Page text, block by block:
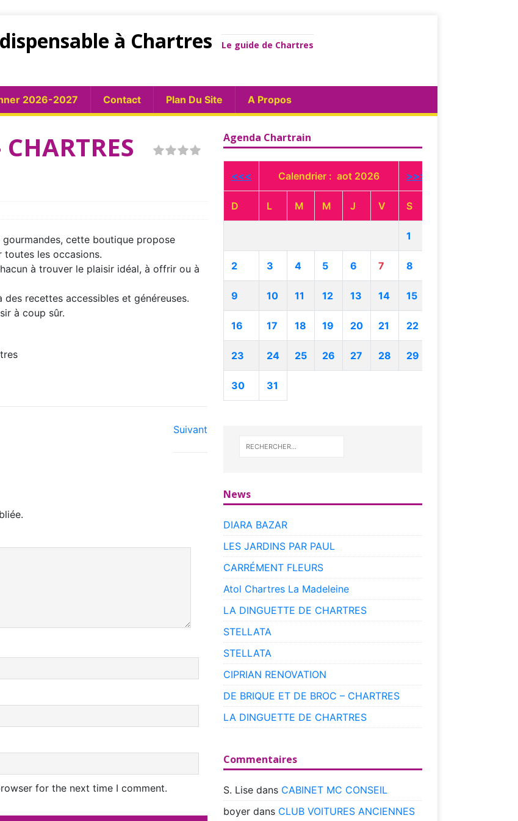
à Chartres Le guide de Chartres
2026-2027 Contact Plan Du Site A Propos
CHARTRES
cette boutique propose
les occasions.
à trouver le plaisir idéal, à offrir ou à
recettes accessibles et généreuses.
à coup sûr.
Suivant
for the next time I comment.
Agenda Chartrain
<<< Calendrier : aot 2026 >>>
D L M M J V S
1
2 3 4 5 6 7 8
9 10 11 12 13 14 15
16 17 18 19 20 21 22
23 24 25 26 27 28 29
30 31
News
DIARA BAZAR
LES JARDINS PAR PAUL
CARRÉMENT FLEURS
Atol Chartres La Madeleine
LA DINGUETTE DE CHARTRES
STELLATA
STELLATA
CIPRIAN RENOVATION
DE BRIQUE ET DE BROC – CHARTRES
LA DINGUETTE DE CHARTRES
Commentaires
S. Lisedans CABINET MC CONSEIL
boyerdans CLUB VOITURES ANCIENNES